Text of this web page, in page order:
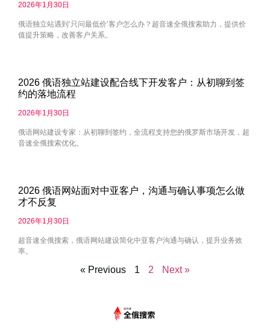
2026年1月30日
俄语独立站遇到‘只问最低价’客户怎么办？超音速全俄搜索助力，提供价
值提升策略，改善客户关系。
2026 俄语独立站建设配合线下开发客户：从初聊到签
约的落地流程
2026年1月30日
俄语网站建设专家：从初聊到签约，全流程支持您的俄罗斯市场开发，超
音速全俄搜索优化。
2026 俄语网站面对中亚客户，沟通与确认事项怎么做
才不反复
2026年1月30日
超音速全俄搜索，俄语网站建设简化中亚客户沟通与确认，提升业务效
率。
« Previous 1 2 Next »